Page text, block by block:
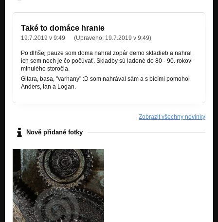
Také to domáce hranie
19.7.2019 v 9:49 (Upraveno: 19.7.2019 v 9:49)
Po dlhšej pauze som doma nahral zopár demo skladieb a nahral
ich sem nech je čo počúvať. Skladby sú ladenė do 80 - 90. rokov
minulého storočia.
Gitara, basa, "varhany" :D som nahrával sám a s bicími pomohol
Anders, Ian a Logan.
Zobrazit všechny novinky
Nově přidané fotky